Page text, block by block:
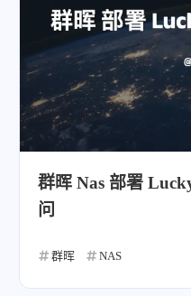
微信
群晖 Nas 部署
问
群晖 NAS